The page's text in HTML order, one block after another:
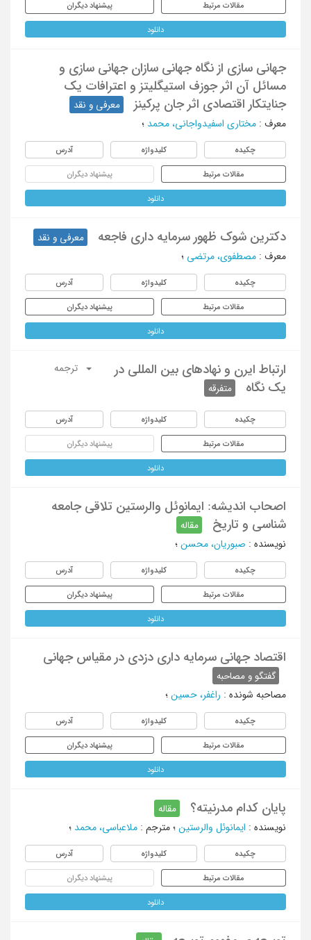
مقالات مرتبط پیشنهاد دیگران
دانلود
جهانی سازی از نگاه جهانی سازان جهانی سازی و
مسائل آن اثر جوزف استیگلیتز و اعترافات یک
جنایتکار اقتصادی اثر جان پرکینز
معرفی و نقد
معرف : مختاری اسفیدواجانی، محمد ؛
چکیده کلیدواژه آدرس
مقالات مرتبط پیشنهاد دیگران
دانلود
دکترین شوک ظهور سرمایه داری فاجعه
معرفی و نقد
معرف : مصطفوی، مرتضی ؛
چکیده کلیدواژه آدرس
مقالات مرتبط پیشنهاد دیگران
دانلود
ارتباط ایرن و نهادهای بین المللی در
یک نگاه
متفرقه
ترجمه
چکیده کلیدواژه آدرس
مقالات مرتبط پیشنهاد دیگران
دانلود
اصحاب اندیشه: ایمانوئل والرستین تلاقی جامعه
شناسی و تاریخ
مقاله
نویسنده : صبوریان، محسن ؛
چکیده کلیدواژه آدرس
مقالات مرتبط پیشنهاد دیگران
دانلود
اقتصاد جهانی سرمایه داری دزدی در مقیاس جهانی
گفتگو و مصاحبه
مصاحبه شونده : راغفر، حسین ؛
چکیده کلیدواژه آدرس
مقالات مرتبط پیشنهاد دیگران
دانلود
پایان کدام مدرنیته؟
مقاله
نویسنده : ایمانوئل والرستین ؛ مترجم : ملاعباسی، محمد ؛
چکیده کلیدواژه آدرس
مقالات مرتبط پیشنهاد دیگران
دانلود